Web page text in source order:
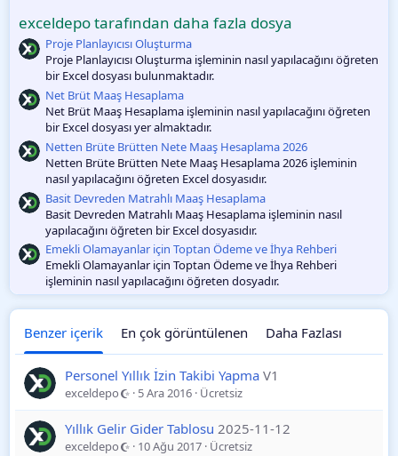
0
O
y
l
a
m
a
exceldepo tarafından daha fazla dosya
Proje Planlayıcısı Oluşturma
Proje Planlayıcısı Oluşturma işleminin nasıl yapılacağını öğreten
bir Excel dosyası bulunmaktadır.
Net Brüt Maaş Hesaplama
Net Brüt Maaş Hesaplama işleminin nasıl yapılacağını öğreten
bir Excel dosyası yer almaktadır.
Netten Brüte Brütten Nete Maaş Hesaplama 2026
Netten Brüte Brütten Nete Maaş Hesaplama 2026 işleminin
nasıl yapılacağını öğreten Excel dosyasıdır.
Basit Devreden Matrahlı Maaş Hesaplama
Basit Devreden Matrahlı Maaş Hesaplama işleminin nasıl
yapılacağını öğreten bir Excel dosyasıdır.
Emekli Olamayanlar için Toptan Ödeme ve İhya Rehberi
Emekli Olamayanlar için Toptan Ödeme ve İhya Rehberi
işleminin nasıl yapılacağını öğreten dosyadır.
Benzer içerik En çok görüntülenen Daha Fazlası
Personel Yıllık İzin Takibi Yapma V1
exceldepo 5 Ara 2016 Ücretsiz
Yıllık Gelir Gider Tablosu 2025-11-12
exceldepo 10 Ağu 2017 Ücretsiz